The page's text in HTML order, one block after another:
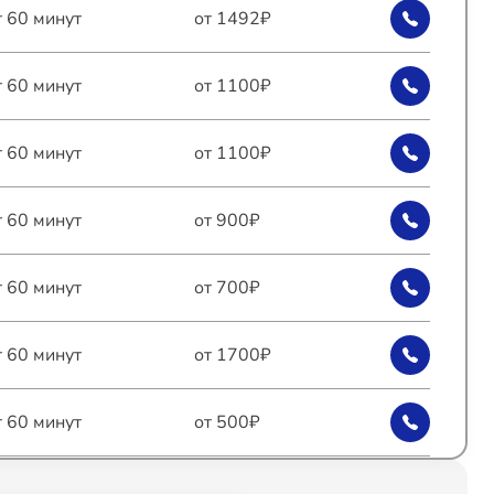
60 минут от 1492₽
60 минут от 1100₽
60 минут от 1100₽
60 минут от 900₽
60 минут от 700₽
60 минут от 1700₽
60 минут от 500₽